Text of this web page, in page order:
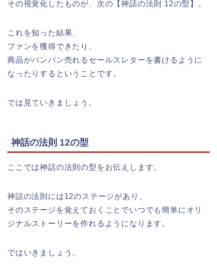
その視覚化したものが、次の【神話の法則 12の型】。
これを知った結果、
ファンを獲得できたり、
商品がバンバン売れるセールスレターを書けるように
なったりするということです。
では見ていきましょう。
神話の法則 12の型
ここでは神話の法則の型をお伝えします。
神話の法則には12のステージがあり、
そのステージを覚えておくことでいつでも簡単にオリ
ジナルストーリーを作れるようになります。
ではいきましょう。